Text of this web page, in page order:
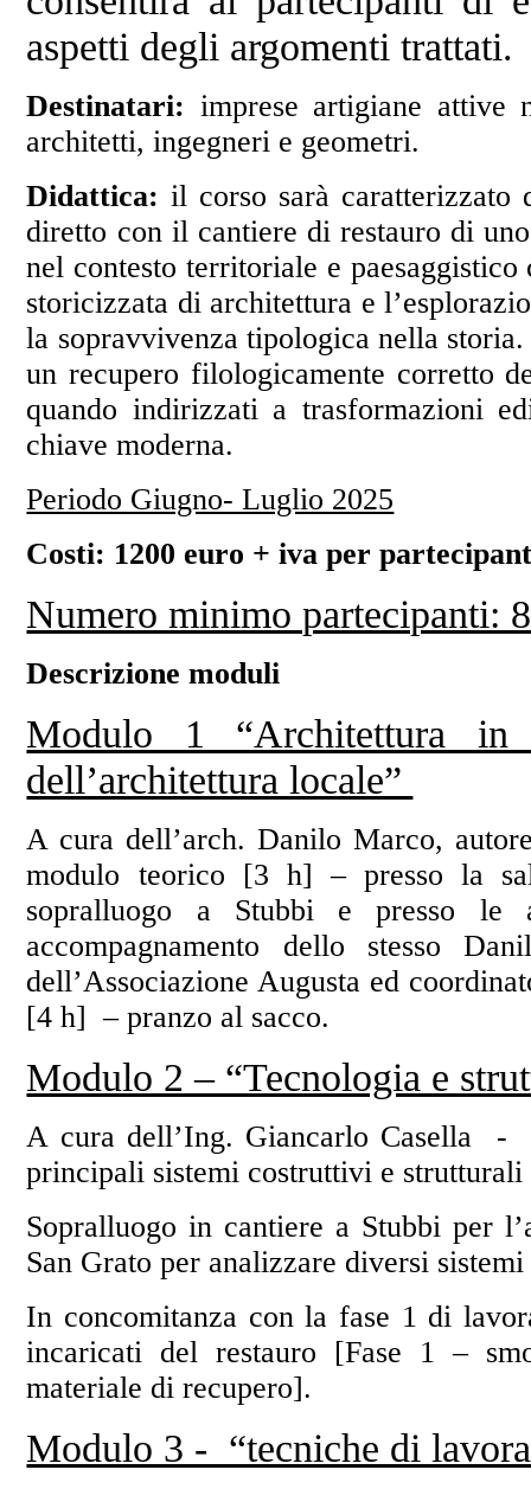
aspetti degli argomenti trattati.
Destinatari: imprese artigiane attive
architetti, ingegneri e geometri.
Didattica: il corso sarà caratterizzato
diretto con il cantiere di restauro di
nel contesto territoriale e
storicizzata di architettura e
la sopravvivenza tipologica nella
un recupero filologicamente corretto
quando indirizzati a trasformazioni
chiave moderna.
Periodo Giugno- Luglio 2025
Costi: 1200 euro + iva per
Numero minimo partecipanti:
Descrizione moduli
Modulo 1 “Architettura
dell’architettura locale”
A cura dell’arch. Danilo Marco,
modulo teorico [3 h] – presso la
sopralluogo a Stubbi e presso le
accompagnamento dello stesso
dell’Associazione Augusta ed
[4 h] – pranzo al sacco.
Modulo 2 – “Tecnologia e
A cura dell’Ing. Giancarlo Casella -
principali sistemi costruttivi e
Sopralluogo in cantiere a Stubbi per
San Grato per analizzare diversi
In concomitanza con la fase 1 di
incaricati del restauro [Fase 1 –
materiale di recupero].
Modulo 3 - “tecniche di